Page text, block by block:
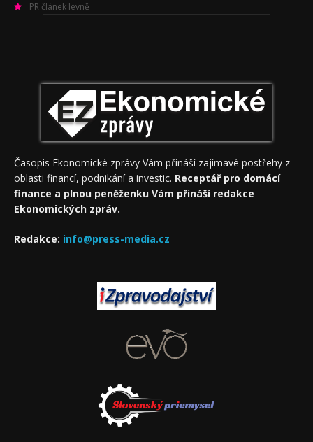
PR článek levně
Časopis Ekonomické zprávy Vám přináší zajímavé postřehy z
oblasti financí, podnikání a investic. Receptář pro domácí
finance a plnou peněženku Vám přináší redakce
Ekonomických zpráv.
Redakce: info@press-media.cz